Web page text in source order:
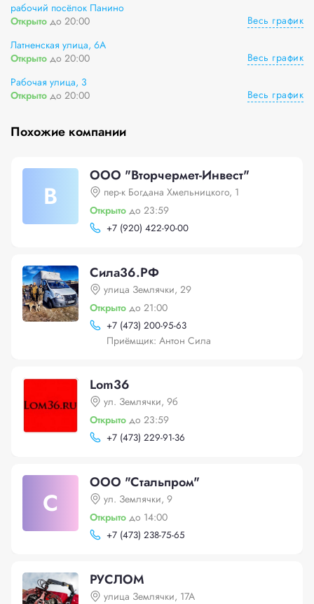
рабочий посёлок Панино
Открыто до 20:00
Весь график
Латненская улица, 6А
Открыто до 20:00
Весь график
Рабочая улица, 3
Открыто до 20:00 Весь график
Похожие компании
В
ООО "Вторчермет-Инвест"
пер-к Богдана Хмельницкого, 1
Открыто до 23:59
+7 (920) 422-90-00
Сила36.РФ
улица Землячки, 29
Открыто до 21:00
+7 (473) 200-95-63
Приёмщик: Антон Сила
Lom36
ул. Землячки, 9б
Открыто до 23:59
+7 (473) 229-91-36
С
ООО "Стальпром"
ул. Землячки, 9
Открыто до 14:00
+7 (473) 238-75-65
РУСЛОМ
улица Землячки, 17А